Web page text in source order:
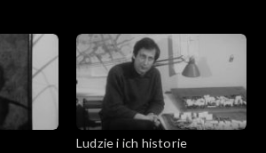
Ludzie i ich historie